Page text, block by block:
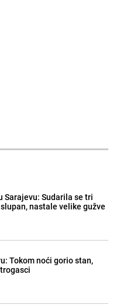
Sarajevu: Sudarila se tri
nastale velike gužve
Tokom noći gorio stan,